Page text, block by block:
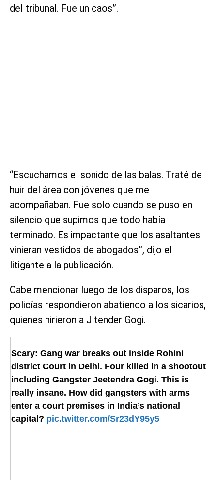
del tribunal. Fue un caos”.
“Escuchamos el sonido de las balas. Traté de
huir del área con jóvenes que me
acompañaban. Fue solo cuando se puso en
silencio que supimos que todo había
terminado. Es impactante que los asaltantes
vinieran vestidos de abogados”, dijo el
litigante a la publicación.
Cabe mencionar luego de los disparos, los
policías respondieron abatiendo a los sicarios,
quienes hirieron a Jitender Gogi.
Scary: Gang war breaks out inside Rohini
district Court in Delhi. Four killed in a shootout
including Gangster Jeetendra Gogi. This is
really insane. How did gangsters with arms
enter a court premises in India’s national
capital? pic.twitter.com/Sr23dY95y5